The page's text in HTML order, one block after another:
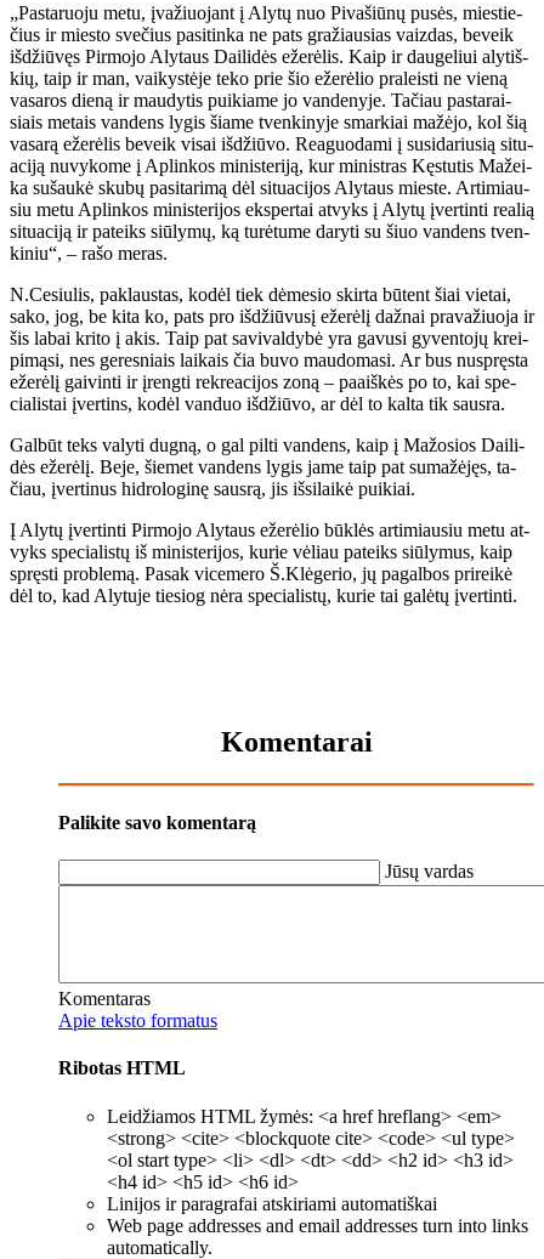
„Pas­ta­ruo­ju me­tu, įva­žiuo­jant į Aly­tų nuo Pi­va­šiū­nų pu­sės, mies­tie­
čius ir mies­to sve­čius pa­si­tin­ka ne pats gra­žiau­sias vaiz­das, be­veik
iš­džiū­vęs Pir­mo­jo Aly­taus Dai­li­dės eže­rė­lis. Kaip ir dau­ge­liui aly­tiš­
kių, taip ir man, vai­kys­tė­je te­ko prie šio eže­rė­lio pra­leis­ti ne vie­ną
va­sa­ros die­ną ir mau­dy­tis pui­kia­me jo van­de­ny­je. Ta­čiau pas­ta­rai­
siais me­tais van­dens ly­gis šia­me tven­ki­ny­je smar­kiai ma­žė­jo, kol šią
va­sa­rą eže­rė­lis be­veik vi­sai iš­džiū­vo. Re­a­guo­da­mi į su­si­da­riu­sią si­tu­
a­ci­ją nu­vy­ko­me į Ap­lin­kos mi­nis­te­ri­ją, kur mi­nist­ras Kęs­tu­tis Ma­žei­
ka su­šau­kė sku­bų pa­si­ta­ri­mą dėl si­tu­a­ci­jos Aly­taus mies­te. Ar­ti­miau­
siu me­tu Ap­lin­kos mi­nis­te­ri­jos eks­per­tai at­vyks į Aly­tų įver­tin­ti re­a­lią
si­tu­a­ci­ją ir pa­teiks siū­ly­mų, ką tu­rė­tu­me da­ry­ti su šiuo van­dens tven­
ki­niu“, – ra­šo me­ras.
N.Ce­siu­lis, pa­klaus­tas, ko­dėl tiek dė­me­sio skir­ta bū­tent šiai vie­tai,
sa­ko, jog, be ki­ta ko, pats pro iš­džiū­vu­sį eže­rė­lį daž­nai pra­va­žiuo­ja ir
šis la­bai kri­to į akis. Taip pat sa­vi­val­dy­bė yra ga­vu­si gy­ven­to­jų krei­
pi­mą­si, nes ge­res­niais lai­kais čia bu­vo mau­do­ma­si. Ar bus nu­spręs­ta
eže­rė­lį gai­vin­ti ir įreng­ti rek­re­a­ci­jos zo­ną – pa­aiš­kės po to, kai spe­
cia­lis­tai įver­tins, ko­dėl van­duo iš­džiū­vo, ar dėl to kal­ta tik saus­ra.
Gal­būt teks va­ly­ti dug­ną, o gal pil­ti van­dens, kaip į Ma­žo­sios Dai­li­
dės eže­rė­lį. Be­je, šie­met van­dens ly­gis ja­me taip pat su­ma­žė­jęs, ta­
čiau, įver­ti­nus hid­ro­lo­gi­nę saus­rą, jis iš­si­lai­kė pui­kiai.
Į Aly­tų įver­tin­ti Pir­mo­jo Aly­taus eže­rė­lio būk­lės ar­ti­miau­siu me­tu at­
vyks spe­cia­lis­tų iš mi­nis­te­ri­jos, ku­rie vė­liau pa­teiks siū­ly­mus, kaip
spręs­ti pro­ble­mą. Pa­sak vi­ce­me­ro Š.Klė­ge­rio, jų pa­gal­bos pri­rei­kė
dėl to, kad Aly­tu­je tie­siog nė­ra spe­cia­lis­tų, ku­rie tai ga­lė­tų įver­tin­ti.
Komentarai
Palikite savo komentarą
Jūsų vardas
Komentaras
Apie teksto formatus
Ribotas HTML
Leidžiamos HTML žymės: <a href hreflang> <em>
<strong> <cite> <blockquote cite> <code> <ul type>
<ol start type> <li> <dl> <dt> <dd> <h2 id> <h3 id>
<h4 id> <h5 id> <h6 id>
Linijos ir paragrafai atskiriami automatiškai
Web page addresses and email addresses turn into links
automatically.